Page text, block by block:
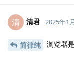
清 清君 2025年1
简律纯 浏览器